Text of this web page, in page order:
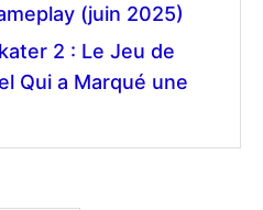
(juin 2025)
2 : Le Jeu de
Qui a Marqué une